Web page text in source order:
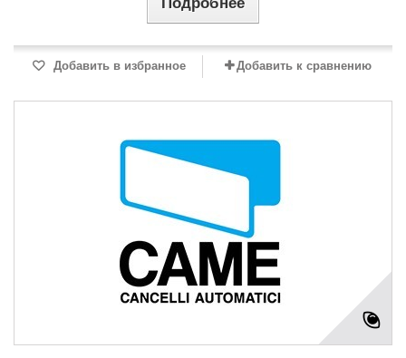
Добавить в избранное Добавить к сравнению